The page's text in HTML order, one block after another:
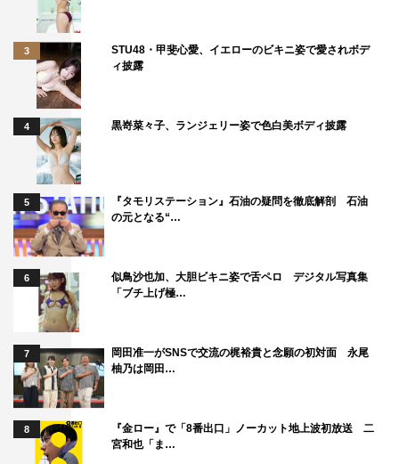
3
STU48・甲斐心愛、イエローのビキニ姿で愛されボデ
ィ披露
4 黒嵜菜々子、ランジェリー姿で色白美ボディ披露
5
『タモリステーション』石油の疑問を徹底解剖 石油
の元となる“…
6
似鳥沙也加、大胆ビキニ姿で舌ペロ デジタル写真集
「ブチ上げ極…
7
岡田准一がSNSで交流の梶裕貴と念願の初対面 永尾
柚乃は岡田…
8
『金ロー』で「8番出口」ノーカット地上波初放送 二
宮和也「ま…